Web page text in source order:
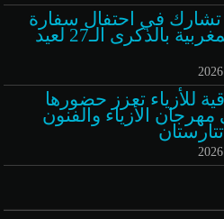
تشارك في احتفال سفارة
المملكة المغربية بالذكرى الـ27 لعيد
للأزياء تعزز حضورها
الأزياء والفنون